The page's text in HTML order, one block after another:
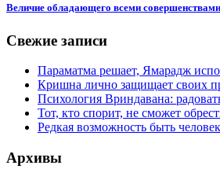
Величие обладающего всеми совершенствами
Свежие записи
Параматма решает, Ямарадж
Кришна лично защищает своих
Психология Вриндавана:
Тот, кто спорит, не сможет
Редкая возможность быть
Архивы